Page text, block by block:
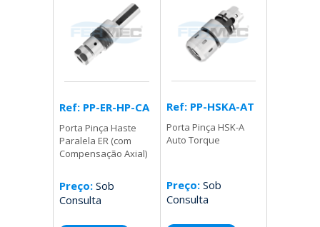
Ref: PP-ER-HP-CA
Porta Pinça Haste
Paralela ER (com
Compensação Axial)
Preço: Sob
Consulta
Ref: PP-HSKA-AT
Porta Pinça HSK-A
Auto Torque
Preço:Sob
Consulta